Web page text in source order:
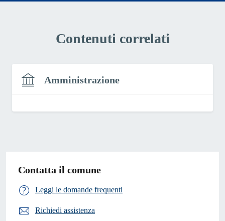
Contenuti correlati
Amministrazione
Contatta il comune
Leggi le domande frequenti
Richiedi assistenza